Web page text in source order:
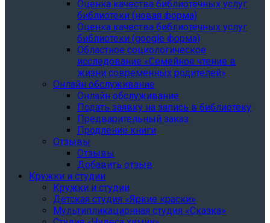
Oценка качества библиотечных услуг
библиотеки (новая форма)
Oценка качества библиотечных услуг
библиотеки (google форма)
Областное социологическое
исследование «Семейное чтение в
жизни современных родителей»
Онлайн обслуживание
Онлайн обслуживание
Подать заявку на запись в библиотеку
Предварительный заказ
Продление книги
Отзывы
Отзывы
Добавить отзыв
Кружки и студии
Кружки и студии
Детская студия «Яркие краски»
Мультипликационная студия «Сказка»